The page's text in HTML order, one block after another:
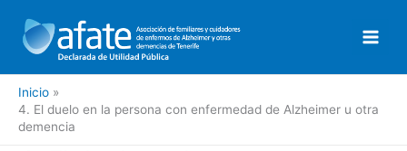
contenido
Inicio
4. El duelo en la persona con enfermedad de Alzheimer u otra
demencia